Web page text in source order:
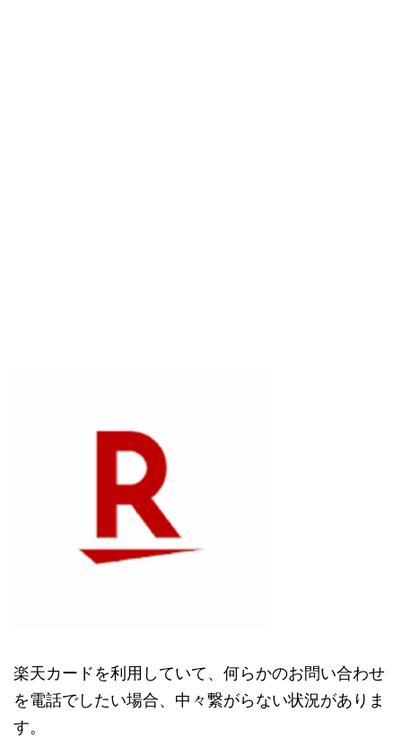
楽天カードを利用していて、何らかのお問い合わせ
を電話でしたい場合、中々繋がらない状況がありま
す。